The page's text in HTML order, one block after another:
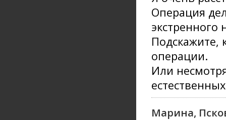
Операция
экстренного
Подскажите,
операции.
Или
Марина,